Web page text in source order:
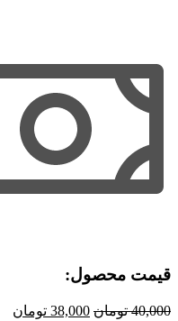
قیمت محصول:​
40,000 تومان قیمت
38,000 تومان